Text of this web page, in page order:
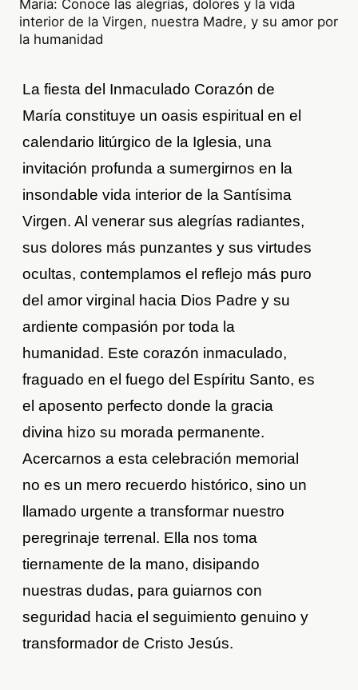
María: Conoce las alegrías, dolores y la vida
interior de la Virgen, nuestra Madre, y su amor por
la humanidad
La fiesta del Inmaculado Corazón de
María constituye un oasis espiritual en el
calendario litúrgico de la Iglesia, una
invitación profunda a sumergirnos en la
insondable vida interior de la Santísima
Virgen. Al venerar sus alegrías radiantes,
sus dolores más punzantes y sus virtudes
ocultas, contemplamos el reflejo más puro
del amor virginal hacia Dios Padre y su
ardiente compasión por toda la
humanidad. Este corazón inmaculado,
fraguado en el fuego del Espíritu Santo, es
el aposento perfecto donde la gracia
divina hizo su morada permanente.
Acercarnos a esta celebración memorial
no es un mero recuerdo histórico, sino un
llamado urgente a transformar nuestro
peregrinaje terrenal. Ella nos toma
tiernamente de la mano, disipando
nuestras dudas, para guiarnos con
seguridad hacia el seguimiento genuino y
transformador de Cristo Jesús.